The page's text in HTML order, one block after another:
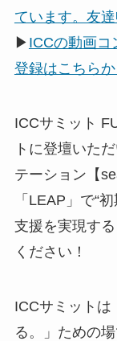
ています。友
▶ ICCの動画コ
登録はこちらか
ICCサミット
トに登壇いた
テーション【
「LEAP」で“
支援を実現す
ください！
ICCサミットは
る。」ための